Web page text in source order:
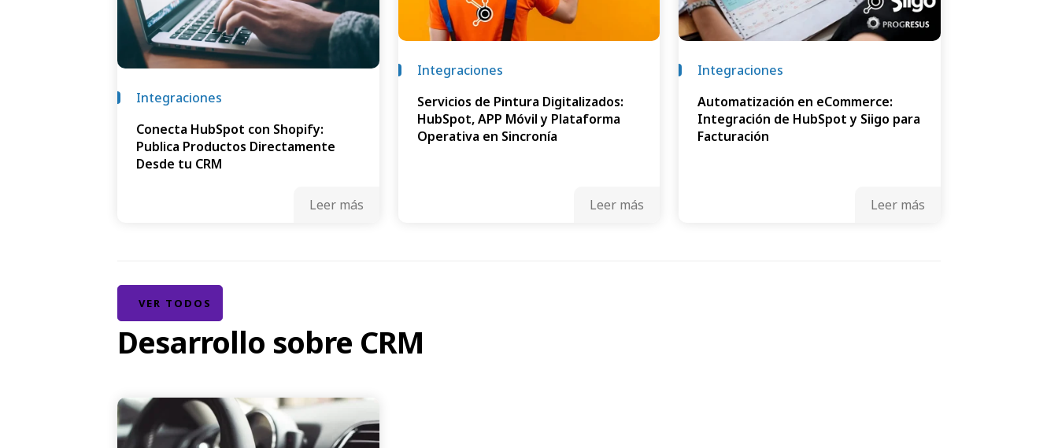
Integraciones
Conecta HubSpot con Shopify:
Publica Productos Directamente
Desde tu CRM
Leer más
Integraciones
Servicios de Pintura Digitalizados:
HubSpot, APP Móvil y Plataforma
Operativa en Sincronía
Leer más
Integraciones
Automatización en eCommerce:
Integración de HubSpot y Siigo para
Facturación
Leer más
VER TODOS
Desarrollo sobre CRM